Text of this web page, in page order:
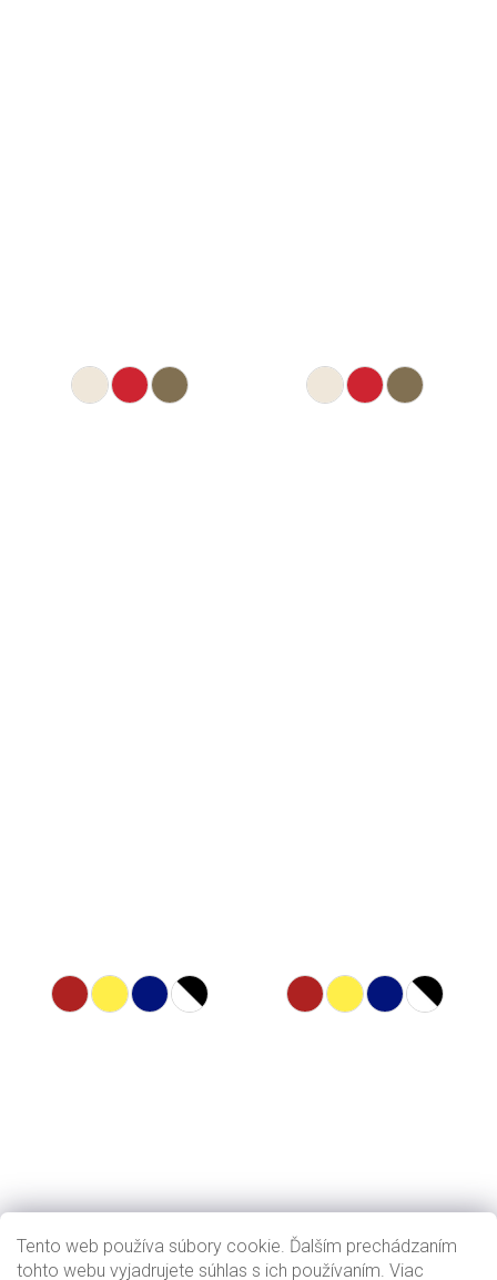
Tento web používa súbory cookie. Ďalším prechádzaním
tohto webu vyjadrujete súhlas s ich používaním. Viac